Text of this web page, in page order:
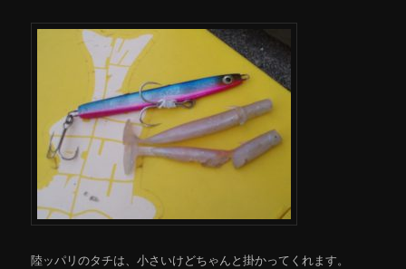
陸ッパリのタチは、小さいけどちゃんと掛かってくれます。